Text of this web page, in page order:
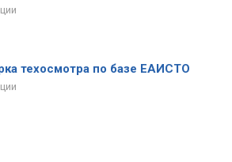
техосмотра по базе ЕАИСТО